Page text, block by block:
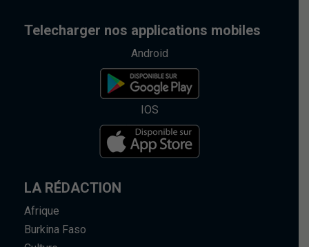
Telecharger nos applications mobiles
Android
IOS
LA RÉDACTION
Afrique
Burkina Faso